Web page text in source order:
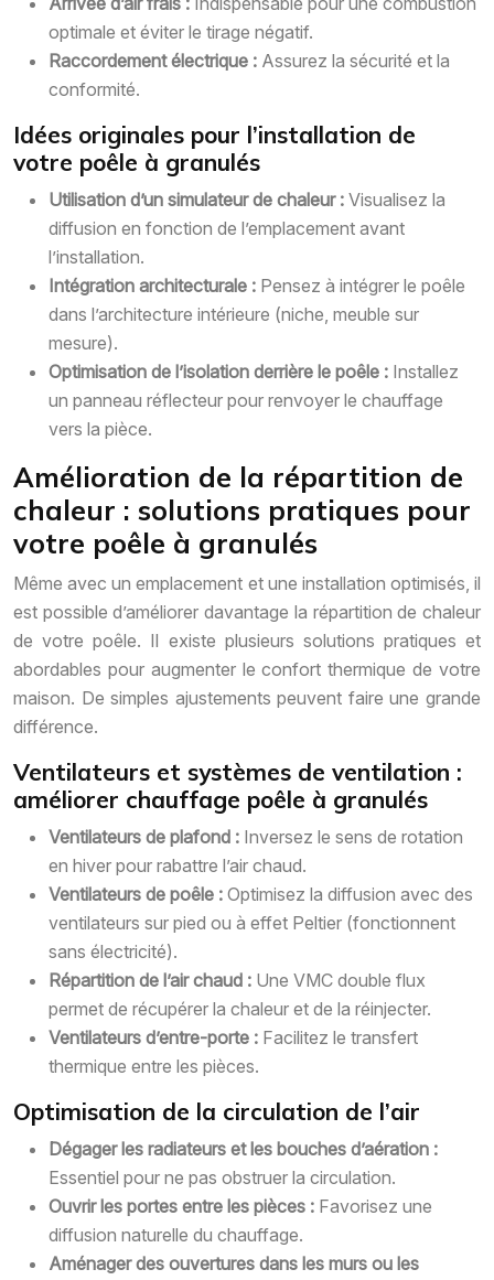
optimale et éviter le tirage négatif.
Raccordement électrique : Assurez la sécurité et la
conformité.
Idées originales pour l’installation de
votre poêle à granulés
Utilisation d’un simulateur de chaleur : Visualisez la
diffusion en fonction de l’emplacement avant
l’installation.
Intégration architecturale : Pensez à intégrer le poêle
dans l’architecture intérieure (niche, meuble sur
mesure).
Optimisation de l’isolation derrière le poêle : Installez
un panneau réflecteur pour renvoyer le chauffage
vers la pièce.
Amélioration de la répartition de
chaleur : solutions pratiques pour
votre poêle à granulés
Même avec un emplacement et une installation optimisés, il
est possible d’améliorer davantage la répartition de chaleur
de votre poêle. Il existe plusieurs solutions pratiques et
abordables pour augmenter le confort thermique de votre
maison. De simples ajustements peuvent faire une grande
différence.
Ventilateurs et systèmes de ventilation :
améliorer chauffage poêle à granulés
Ventilateurs de plafond : Inversez le sens de rotation
en hiver pour rabattre l’air chaud.
Ventilateurs de poêle : Optimisez la diffusion avec des
ventilateurs sur pied ou à effet Peltier (fonctionnent
sans électricité).
Répartition de l’air chaud : Une VMC double flux
permet de récupérer la chaleur et de la réinjecter.
Ventilateurs d’entre-porte : Facilitez le transfert
thermique entre les pièces.
Optimisation de la circulation de l’air
Dégager les radiateurs et les bouches d’aération :
Essentiel pour ne pas obstruer la circulation.
Ouvrir les portes entre les pièces : Favorisez une
diffusion naturelle du chauffage.
Aménager des ouvertures dans les murs ou les